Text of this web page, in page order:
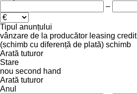
–
Tipul anunțului
vânzare de la producător leasing credit
(schimb cu diferență de plată) schimb
Arată tuturor
Stare
nou second hand
Arată tuturor
Anul